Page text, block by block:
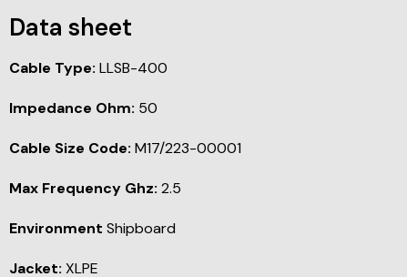
Data sheet
Cable Type: LLSB-400
Impedance Ohm: 50
Cable Size Code: M17/223-00001
Max Frequency Ghz: 2.5
Environment Shipboard
Jacket: XLPE